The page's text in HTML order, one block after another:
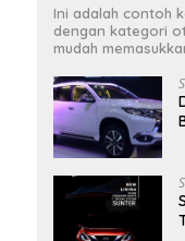
Ini adalah contoh
dengan kategori
mudah